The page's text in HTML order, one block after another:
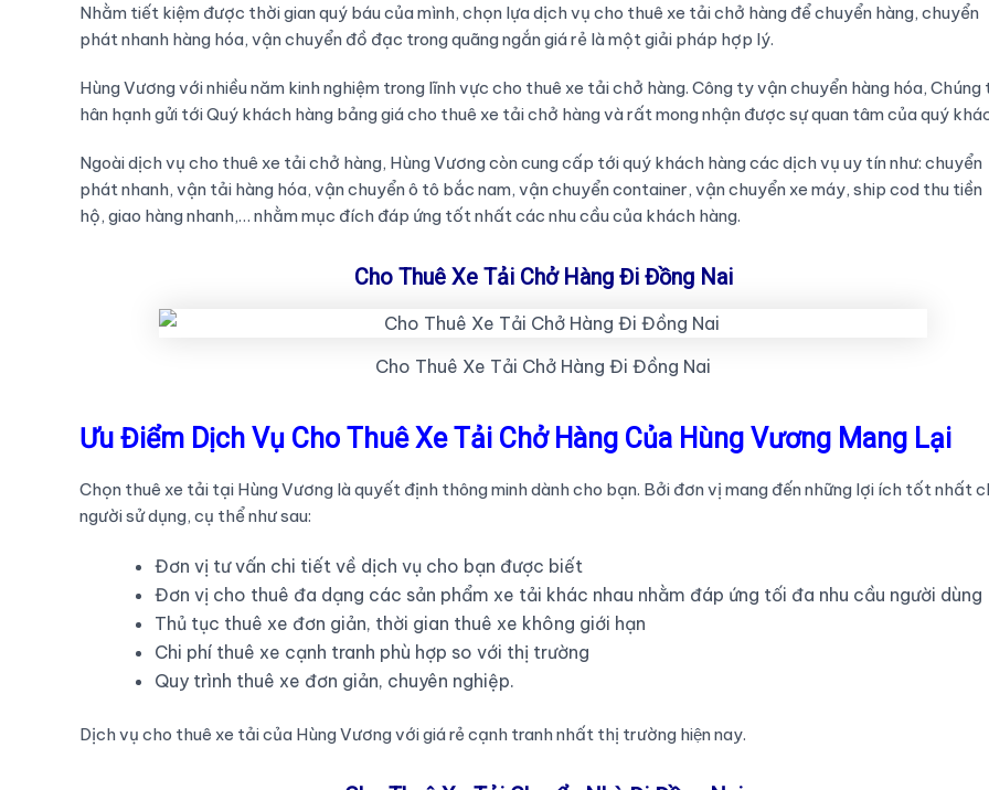
Nhằm tiết kiệm được thời gian quý báu của mình, chọn lựa dịch vụ cho thuê xe tải chở hàng để chuyển hàng, chuyển
phát nhanh hàng hóa, vận chuyển đồ đạc trong quãng ngắn giá rẻ là một giải pháp hợp lý.
Hùng Vương với nhiều năm kinh nghiệm trong lĩnh vực cho thuê xe tải chở hàng. Công ty vận chuyển hàng hóa, Chúng
hân hạnh gửi tới Quý khách hàng bảng giá cho thuê xe tải chở hàng và rất mong nhận được sự quan tâm của quý
Ngoài dịch vụ cho thuê xe tải chở hàng, Hùng Vương còn cung cấp tới quý khách hàng các dịch vụ uy tín như: chuyển
phát nhanh, vận tải hàng hóa, vận chuyển ô tô bắc nam, vận chuyển container, vận chuyển xe máy, ship cod thu tiền
hộ, giao hàng nhanh,… nhằm mục đích đáp ứng tốt nhất các nhu cầu của khách hàng.
Cho Thuê Xe Tải Chở Hàng Đi Đồng Nai
Cho Thuê Xe Tải Chở Hàng Đi Đồng Nai
Ưu Điểm Dịch Vụ Cho Thuê Xe Tải Chở Hàng Của Hùng Vương Mang Lại
Chọn thuê xe tải tại Hùng Vương là quyết định thông minh dành cho bạn. Bởi đơn vị mang đến những lợi ích tốt nhất
người sử dụng, cụ thể như sau:
Đơn vị tư vấn chi tiết về dịch vụ cho bạn được biết
Đơn vị cho thuê đa dạng các sản phẩm xe tải khác nhau nhằm đáp ứng tối đa nhu cầu người dùng
Thủ tục thuê xe đơn giản, thời gian thuê xe không giới hạn
Chi phí thuê xe cạnh tranh phù hợp so với thị trường
Quy trình thuê xe đơn giản, chuyên nghiệp.
Dịch vụ cho thuê xe tải của Hùng Vương với giá rẻ cạnh tranh nhất thị trường hiện nay.